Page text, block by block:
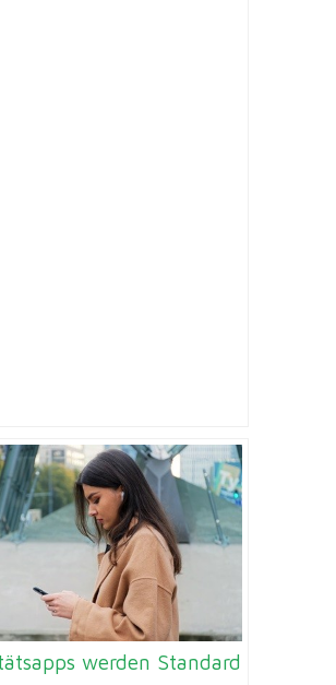
werden Standard